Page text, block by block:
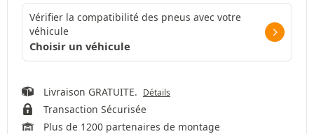
Vérifier la compatibilité des pneus avec votre
véhicule
Choisir un véhicule
Livraison GRATUITE. Détails
Transaction Sécurisée
Plus de 1200 partenaires de montage